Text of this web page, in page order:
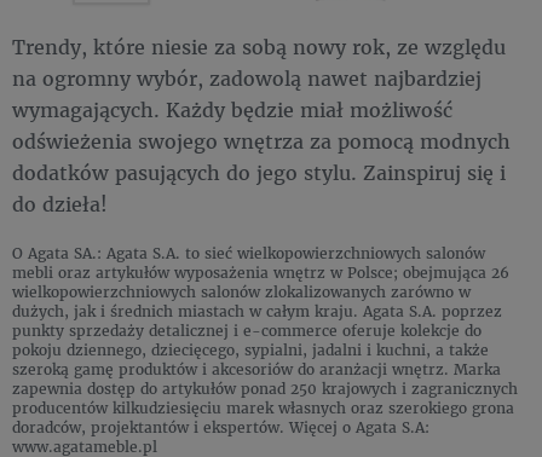
Trendy, które niesie za sobą nowy rok, ze względu
na ogromny wybór, zadowolą nawet najbardziej
wymagających. Każdy będzie miał możliwość
odświeżenia swojego wnętrza za pomocą modnych
dodatków pasujących do jego stylu. Zainspiruj się i
do dzieła!
O Agata SA.: Agata S.A. to sieć wielkopowierzchniowych salonów
mebli oraz artykułów wyposażenia wnętrz w Polsce; obejmująca 26
wielkopowierzchniowych salonów zlokalizowanych zarówno w
dużych, jak i średnich miastach w całym kraju. Agata S.A. poprzez
punkty sprzedaży detalicznej i e-commerce oferuje kolekcje do
pokoju dziennego, dziecięcego, sypialni, jadalni i kuchni, a także
szeroką gamę produktów i akcesoriów do aranżacji wnętrz. Marka
zapewnia dostęp do artykułów ponad 250 krajowych i zagranicznych
producentów kilkudziesięciu marek własnych oraz szerokiego grona
doradców, projektantów i ekspertów. Więcej o Agata S.A:
www.agatameble.pl